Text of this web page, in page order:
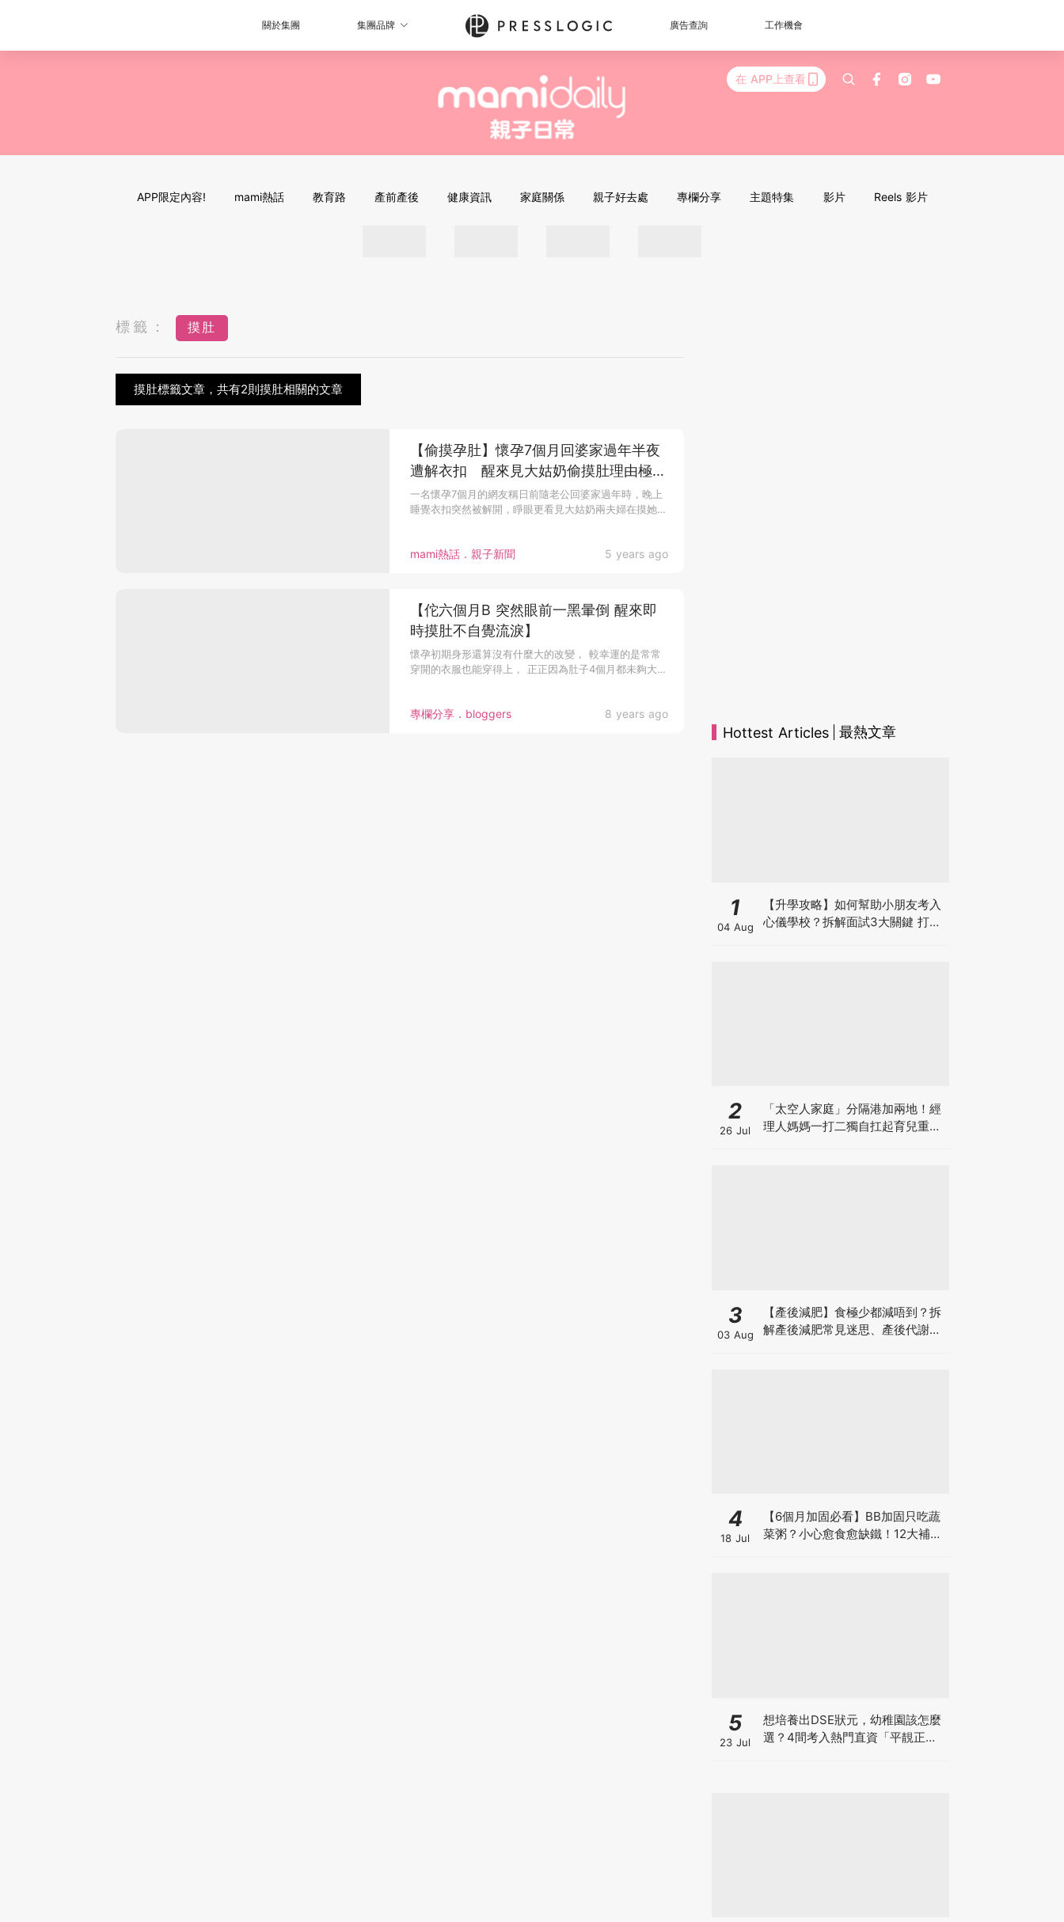
關於集團 集團品牌 廣告查詢 工作機會
在 APP上查看
APP限定內容! mami熱話 教育路 產前產後 健康資訊 家庭關係 親子好去處 專欄分享 主題特集 影片 Reels 影片
標籤： 摸肚
摸肚標籤文章，共有2則摸肚相關的文章
mami熱話．親子新聞 5 years ago
【偷摸孕肚】懷孕7個月回婆家過年半夜
遭解衣扣 醒來見大姑奶偷摸肚理由極離
譜
一名懷孕7個月的網友稱日前隨老公回婆家過年時，晚上
睡覺衣扣突然被解開，睜眼更看見大姑奶兩夫婦在摸她
專欄分享．bloggers 8 years ago
【佗六個月B 突然眼前一黑暈倒 醒來即
時摸肚不自覺流淚】
懷孕初期身形還算沒有什麼大的改變， 較幸運的是常常
穿開的衣服也能穿得上， 正正因為肚子4個月都未夠大，
Hottest Articles 最熱文章
1
04 Aug
【升學攻略】如何幫助小朋友考入
心儀學校？拆解面試3大關鍵 打好
2
26 Jul
「太空人家庭」分隔港加兩地！經
理人媽媽一打二獨自扛起育兒重
3
03 Aug
【產後減肥】食極少都減唔到？拆
解產後減肥常見迷思、產後代謝、
4
18 Jul
【6個月加固必看】BB加固只吃蔬
菜粥？小心愈食愈缺鐵！12大補鐵
5
23 Jul
想培養出DSE狀元，幼稚園該怎麼
選？4間考入熱門直資「平靚正」